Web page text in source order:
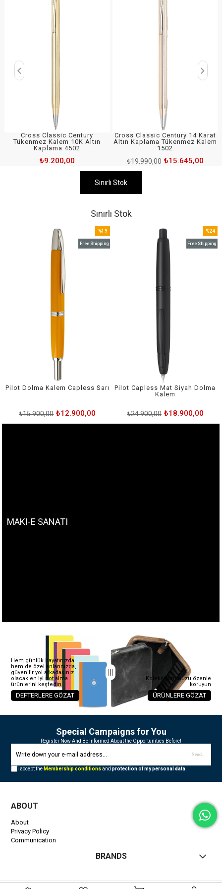
Cross Classic Century
Tükenmez Kalem 10K Altın
Kaplama 4502
₺9.200,00
Cross Classic Century 14 Karat
Altın Kaplama Tükenmez Kalem
1502
₺15.645,00
₺19.990,00
Sınırlı Stok
Sınırlı Stok
Pilot Dolma Kalem Capless Sarı
₺12.900,00
₺15.900,00
%19
Sale
Free Shipping
Pilot Capless Mat Siyah Dolma
Kalem
₺18.900,00
₺24.900,00
%24
Sale
Free Shipping
MAKI-E SANATI
Koleksiyonunuzu özenle
koruyun
ÜRÜNLERE GÖZAT
Hem günlük hayatınızda
hem de özel anlarınızda,
güvenilir yol arkadaşınız
olacak en iyi not alma
ürünlerini keşfedin.
DEFTERLERE GÖZAT
Special Campaigns for You
Register Now And Be Informed About the Opportunities Before!
Send..
i accept the Membership conditionsandprotection of my personal data.
ABOUT
About
Privacy Policy
Communication
BRANDS